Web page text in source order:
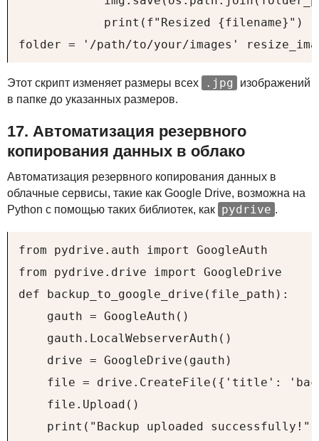
            print(f"Resized {filename}")
folder = '/path/to/your/images'
Этот скрипт изменяет размеры всех .jpg
изображений
в папке до указанных размеров.
17. Автоматизация резервного
копирования данных в облако
Автоматизация резервного копирования данных в
облачные сервисы, такие как Google Drive, возможна на
Python с помощью таких библиотек, как pydrive .
from pydrive.auth import GoogleAuth
from pydrive.drive import GoogleDrive
def backup_to_google_drive(file_path):
    gauth = GoogleAuth()
    gauth.LocalWebserverAuth()
    drive = GoogleDrive(gauth)
file = drive.CreateFile({'title':
    file.Upload()
    print("Backup uploaded successfully!")